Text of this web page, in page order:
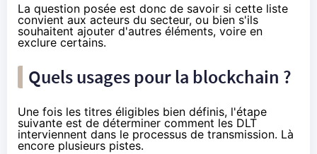
La question posée est donc de savoir si cette liste
convient aux acteurs du secteur, ou bien s'ils
souhaitent ajouter d'autres éléments, voire en
exclure certains.
Quels usages pour la blockchain ?
Une fois les titres éligibles bien définis, l'étape
suivante est de déterminer comment les DLT
interviennent dans le processus de transmission. Là
encore plusieurs pistes.